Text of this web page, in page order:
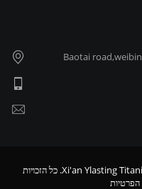
Baotai
רשות יצרן © 2026 Xi'an Ylasting Titanium Industry Co.,Ltd. כל הזכויות
הפרטיות